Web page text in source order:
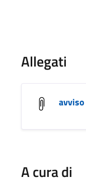
Allegati
A cura di